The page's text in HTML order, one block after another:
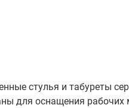
стулья и табуреты
для оснащения рабочих